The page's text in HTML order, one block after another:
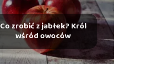
Co zrobić z jabłek? Król
wśród owoców